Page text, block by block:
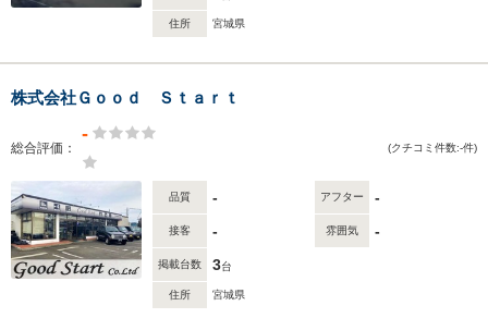
住所 宮城県
株式会社Ｇｏｏｄ Ｓｔａｒｔ
総合評価：
-
(クチコミ件数:-件)
品質 - アフター -
接客 - 雰囲気 -
掲載台数 3台
住所 宮城県